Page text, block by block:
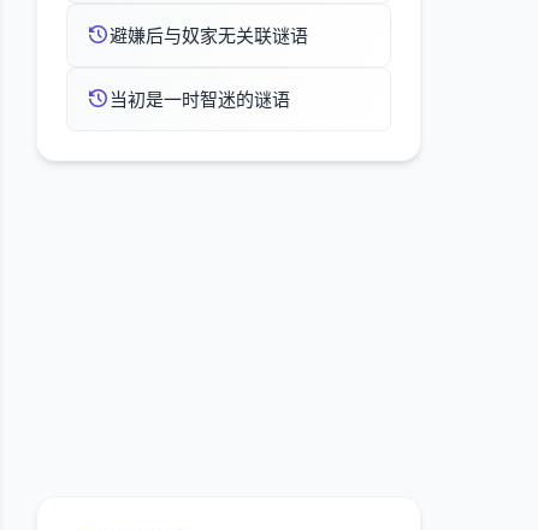
避嫌后与奴家无关联谜语
当初是一时智迷的谜语